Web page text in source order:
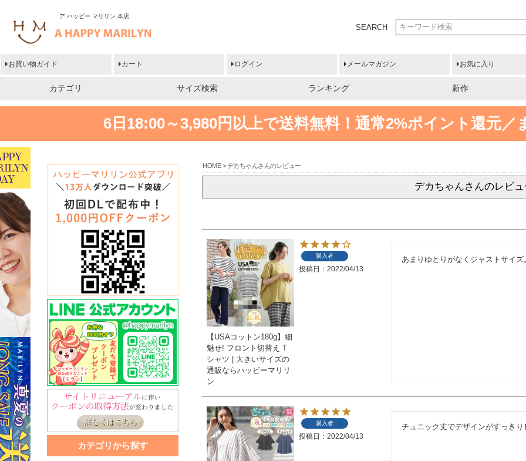
ア ハッピー マリリン 本店
SEARCH
お買い物ガイド カート ログイン メールマガジン お気に入り
カテゴリ サイズ検索 ランキング 新作
6日18:00～3,980円以上で送料無料！ 通常2%ポイント還元／
カテゴリから探す
HOME デカちゃんさんのレビュー
デカちゃんさんのレビュ
【USAコットン180g】細
魅せ! フロント切替え T
シャツ | 大きいサイズの
通販ならハッピーマリリ
ン
購入者
投稿日 2022/04/13
あまりゆとりがなくジャストサイズ
購入者
投稿日 2022/04/13
チュニック丈でデザインがすっきり